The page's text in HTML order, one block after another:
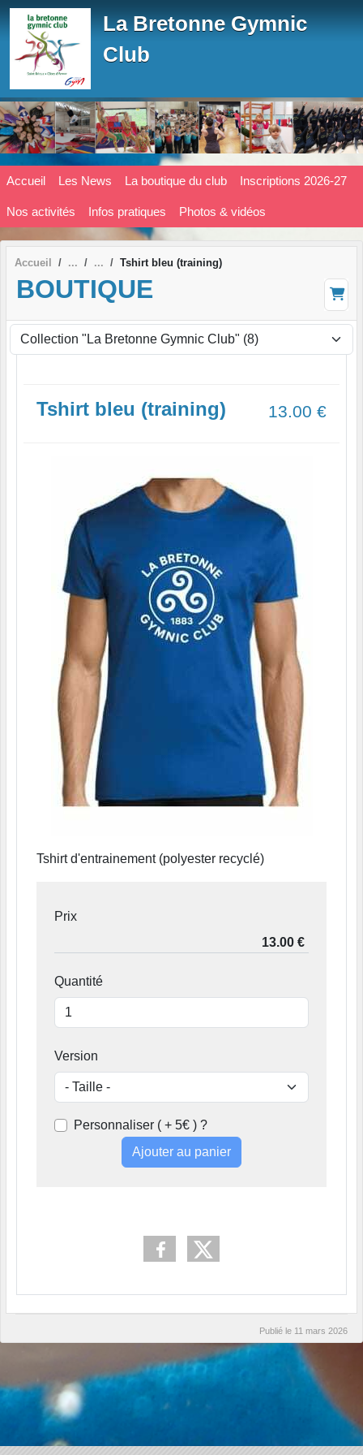
La Bretonne Gymnic
Club
Accueil Les News La boutique du club Inscriptions 2026-27
Nos activités Infos pratiques Photos & vidéos
Accueil Tshirt bleu (training)
BOUTIQUE
Tshirt bleu (training) 13.00 €
Tshirt d'entrainement (polyester recyclé)
Prix
Quantité
Version
Personnaliser ( + 5€ ) ?
Ajouter au panier
Publié le 11 mars 2026
Panneau de gestion des cookies